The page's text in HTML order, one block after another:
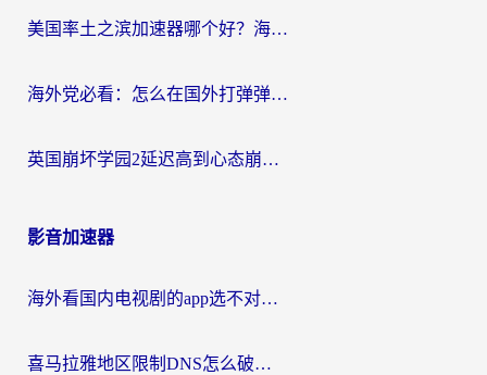
美国率土之滨加速器哪个好？海外党国服游戏畅玩终极指南（附多游戏解决方案）
海外党必看：怎么在国外打弹弹堂不卡？番茄加速器亲测指南
英国崩坏学园2延迟高到心态崩？海外党国服游戏加速终极指南
影音加速器
海外看国内电视剧的app选不对？这份回国加速器避坑指南帮你流畅追剧
喜马拉雅地区限制DNS怎么破？海外党听国内音乐听书的终极解决方案